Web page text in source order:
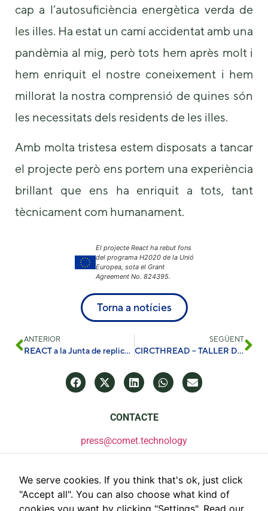
cap a l’autosuficiència energètica verda de
les illes. Ha estat un camí accidentat amb una
pandèmia al mig, però tots hem après molt i
hem enriquit el nostre coneixement i hem
millorat la nostra comprensió de quines són
les necessitats dels residents de les illes.
Amb molta tristesa estem disposats a tancar
el projecte però ens portem una experiència
brillant que ens ha enriquit a tots, tant
tècnicament com humanament.
El projecte React ha rebut fons
del programa H2020 de la Unió
Europea, sota el Grant
Agreement No. 824395.
Torna a notícies
ANTERIOR
REACT a la Junta de replicació de les illes de la UE
SEGÜENT
CIRCTHREAD – TALLER DE PRESENTACIÓ DE SERVEIS WP6
CONTACTE
press@comet.technology
We serve cookies. If you think that's ok, just click
"Accept all". You can also choose what kind of
cookies you want by clicking "Settings". Read our